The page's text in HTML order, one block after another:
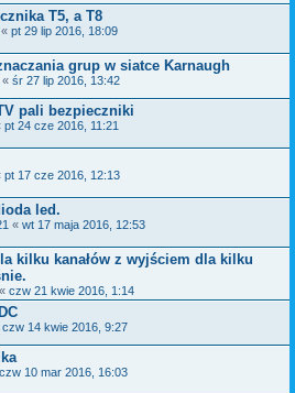
T5, a T8
« pt 29 lip 2016, 18:09
grup w siatce Karnaugh
« śr 27 lip 2016, 13:42
pali bezpieczniki
pt 24 cze 2016, 11:21
pt 17 cze 2016, 12:13
led.
« wt 17 maja 2016, 12:53
kilku kanałów z wyjściem dla kilku
« czw 21 kwie 2016, 1:14
czw 14 kwie 2016, 9:27
czw 10 mar 2016, 16:03